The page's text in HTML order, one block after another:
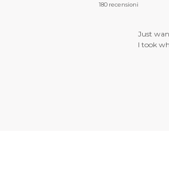
180 recensioni
I just recieved my first photo on canvas from
in New Zealand, and I can't wait to get it